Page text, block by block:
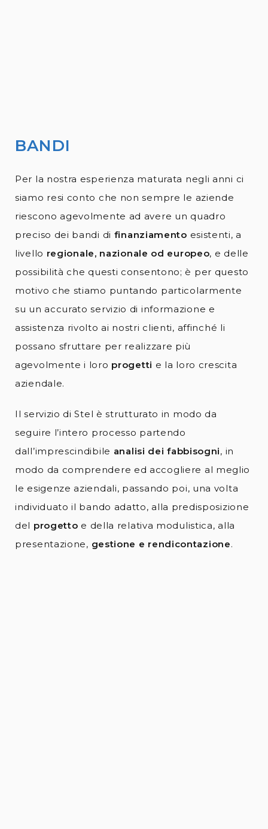
BANDI
Per la nostra esperienza maturata negli anni ci
siamo resi conto che non sempre le aziende
riescono agevolmente ad avere un quadro
preciso dei bandi di finanziamento esistenti, a
livello regionale, nazionale od europeo, e delle
possibilità che questi consentono; è per questo
motivo che stiamo puntando particolarmente
su un accurato servizio di informazione e
assistenza rivolto ai nostri clienti, affinché li
possano sfruttare per realizzare più
agevolmente i loro progetti e la loro crescita
aziendale.
Il servizio di Stel è strutturato in modo da
seguire l’intero processo partendo
dall’imprescindibile analisi dei fabbisogni, in
modo da comprendere ed accogliere al meglio
le esigenze aziendali, passando poi, una volta
individuato il bando adatto, alla predisposizione
del progetto e della relativa modulistica, alla
presentazione, gestione e rendicontazione.